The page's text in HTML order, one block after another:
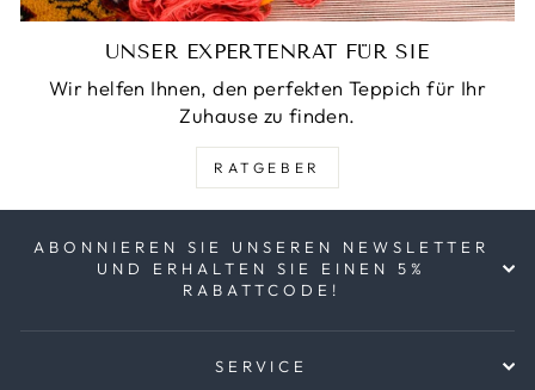
UNSER EXPERTENRAT FÜR SIE
Wir helfen Ihnen, den perfekten Teppich für Ihr
Zuhause zu finden.
RATGEBER
ABONNIEREN SIE UNSEREN NEWSLETTER
UND ERHALTEN SIE EINEN 5%
RABATTCODE!
SERVICE